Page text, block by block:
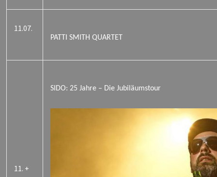
11.07.
PATTI SMITH QUARTET
11. +
SIDO: 25 Jahre – Die Jubiläumstour